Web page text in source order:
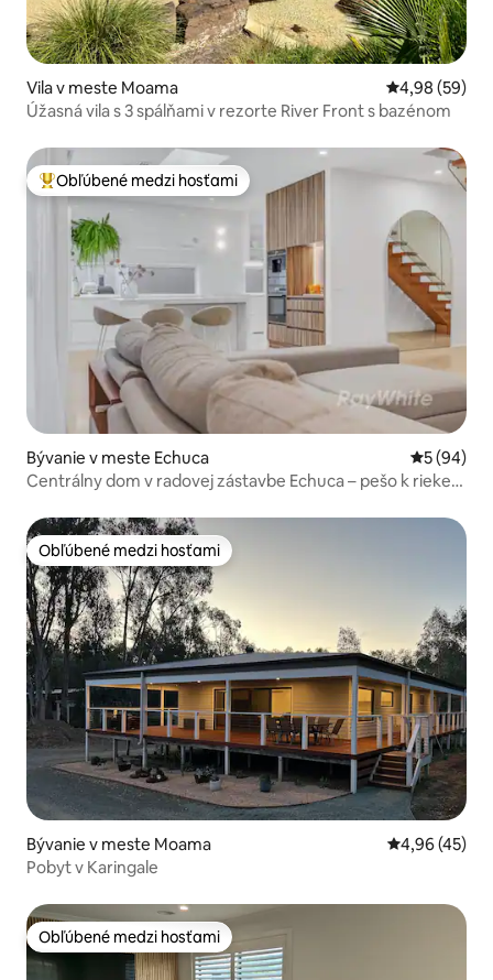
Vila v meste Moama Priemerné
4,98 (59)
Úžasná vila s 3 spálňami v rezorte River Front s bazénom
Najobľúbenejšie medzi hosťami
Obľúbené medzi hosťami
Bývanie v meste Echuca
5 (94)
Centrálny dom v radovej zástavbe Echuca – pešo k rieke
Obľúbené medzi hosťami
Obľúbené medzi hosťami
Bývanie v meste Moama Priemerné
4,96 (45)
Pobyt v Karingale
Obľúbené medzi hosťami
Obľúbené medzi hosťami